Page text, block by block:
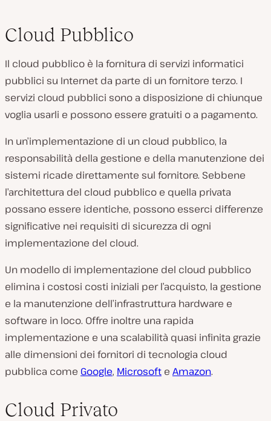
Cloud Pubblico
Il cloud pubblico è la fornitura di servizi informatici
pubblici su Internet da parte di un fornitore terzo. I
servizi cloud pubblici sono a disposizione di chiunque
voglia usarli e possono essere gratuiti o a pagamento.
In un’implementazione di un cloud pubblico, la
responsabilità della gestione e della manutenzione dei
sistemi ricade direttamente sul fornitore. Sebbene
l’architettura del cloud pubblico e quella privata
possano essere identiche, possono esserci differenze
significative nei requisiti di sicurezza di ogni
implementazione del cloud.
Un modello di implementazione del cloud pubblico
elimina i costosi costi iniziali per l’acquisto, la gestione
e la manutenzione dell’infrastruttura hardware e
software in loco. Offre inoltre una rapida
implementazione e una scalabilità quasi infinita grazie
alle dimensioni dei fornitori di tecnologia cloud
pubblica come Google, Microsoft e Amazon.
Cloud Privato